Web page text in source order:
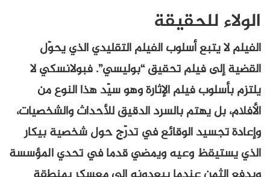
الولاء للحقيقة
الفيلم لا يتبع أسلوب الفيلم التقليدي الذي يحوّل
القضية إلى فيلم تحقيق “بوليسي”. فبولانسكي لا
يلتزم بأسلوب فيلم الإثارة وهو سيّد هذا النوع من
الأفلام، بل يهتم بالسرد الدقيق للأحداث والشخصيات،
وإعادة تجسيد الوقائع في تدرّج حول شخصية بيكار
الذي يستيقظ وعيه ويمضي قدما في تحدي المؤسسة